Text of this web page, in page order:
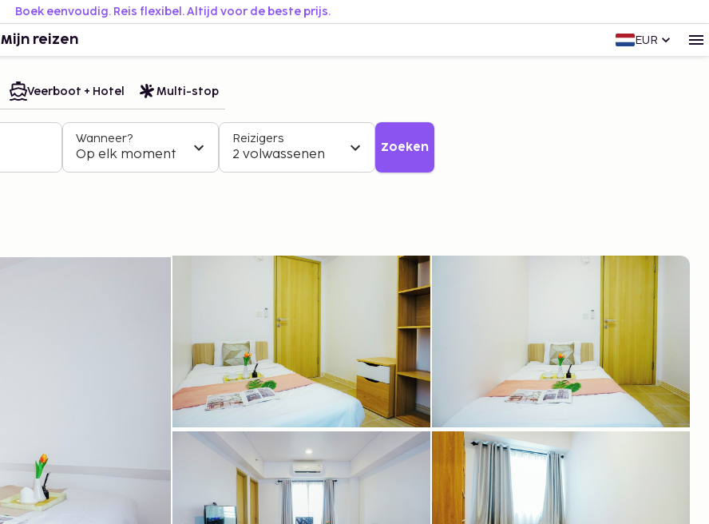
Boek eenvoudig. Reis flexibel. Altijd voor de beste prijs.
Mijn reizen EUR
Veerboot + Hotel Multi-stop
Wanneer?
Op elk moment
Reizigers
2 volwassenen Zoeken